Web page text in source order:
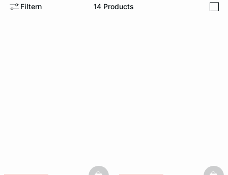
Filtern 14 Products